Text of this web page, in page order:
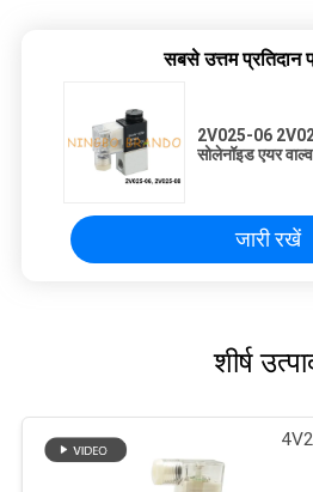
सबसे उत्तम प्रतिदान
2V025-06
सोलेनॉइड एयर
जारी रखें
शीर्ष